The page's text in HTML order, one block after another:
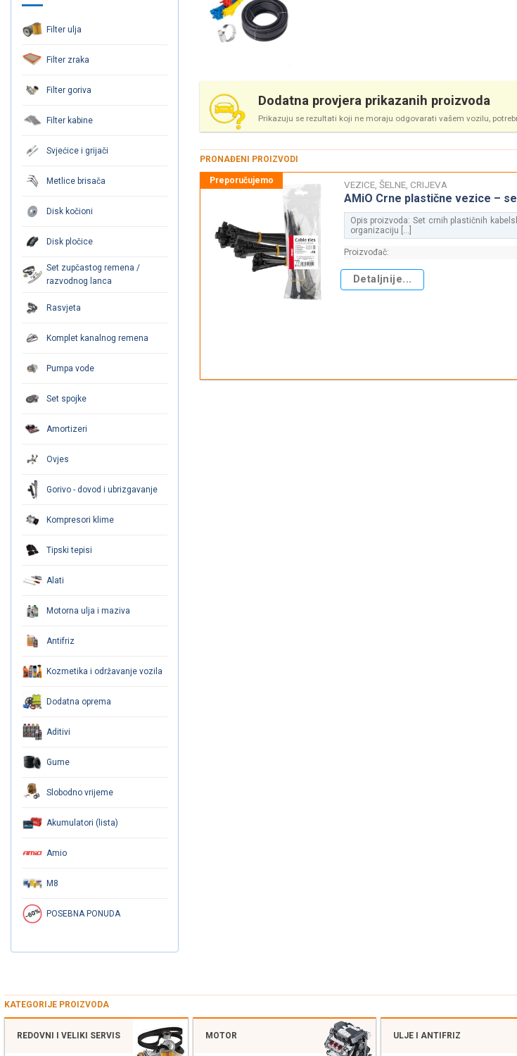
Filter ulja
Filter zraka
Filter goriva
Filter kabine
Svjećice i grijači
Metlice brisača
Disk kočioni
Disk pločice
Set zupčastog remena /
razvodnog lanca
Rasvjeta
Komplet kanalnog remena
Pumpa vode
Set spojke
Amortizeri
Ovjes
Gorivo - dovod i ubrizgavanje
Kompresori klime
Tipski tepisi
Alati
Motorna ulja i maziva
Antifriz
Kozmetika i održavanje vozila
Dodatna oprema
Aditivi
Gume
Slobodno vrijeme
Akumulatori (lista)
Amio
M8
POSEBNA PONUDA
Dodatna provjera prikazanih proizvoda
Prikazuju se rezultati koji ne moraju odgovarati vašem vozilu,
PRONAĐENI PROIZVODI
VEZICE, ŠELNE, CRIJEVA
AMiO Crne plastične vezice –
Opis proizvoda: Set crnih plastičnih
organizaciju [...]
Proizvođač:
Detaljnije...
KATEGORIJE PROIZVODA
REDOVNI I VELIKI SERVIS MOTOR ULJE I ANTIFRIZ